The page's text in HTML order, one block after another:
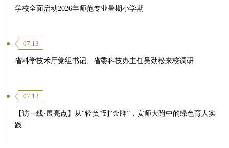
学校全面启动2026年师范专业暑期小学期
07.13
省科学技术厅党组书记、省委科技办主任吴劲松来校调研
07.13
【访一线·展亮点】从“轻负”到“金牌”，安师大附中的绿色育人实
践